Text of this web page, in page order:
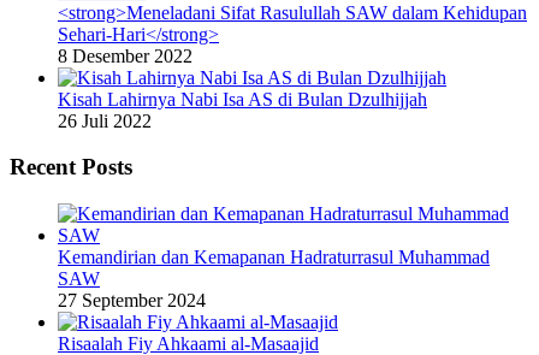
<strong>Meneladani Sifat Rasulullah SAW dalam Kehidupan
Sehari-Hari</strong>
8 Desember 2022
Kisah Lahirnya Nabi Isa AS di Bulan Dzulhijjah
26 Juli 2022
Recent Posts
Kemandirian dan Kemapanan Hadraturrasul Muhammad
SAW
27 September 2024
Risaalah Fiy Ahkaami al-Masaajid